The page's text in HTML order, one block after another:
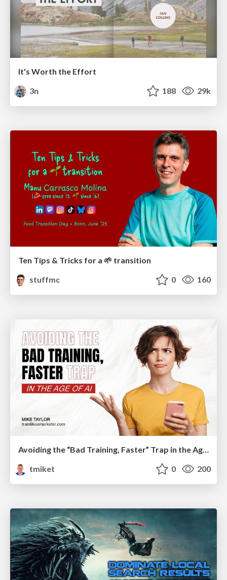
It's Worth the Effort
3n
188 29k
Ten Tips & Tricks for a 🌱 transition
stuffmc
0 160
Avoiding the “Bad Training, Faster” Trap in the Age of AI
tmiket
0 200